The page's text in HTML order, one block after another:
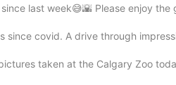
last week😅🌇 Please enjoy
since covid. A drive through
taken at the Calgary Zoo